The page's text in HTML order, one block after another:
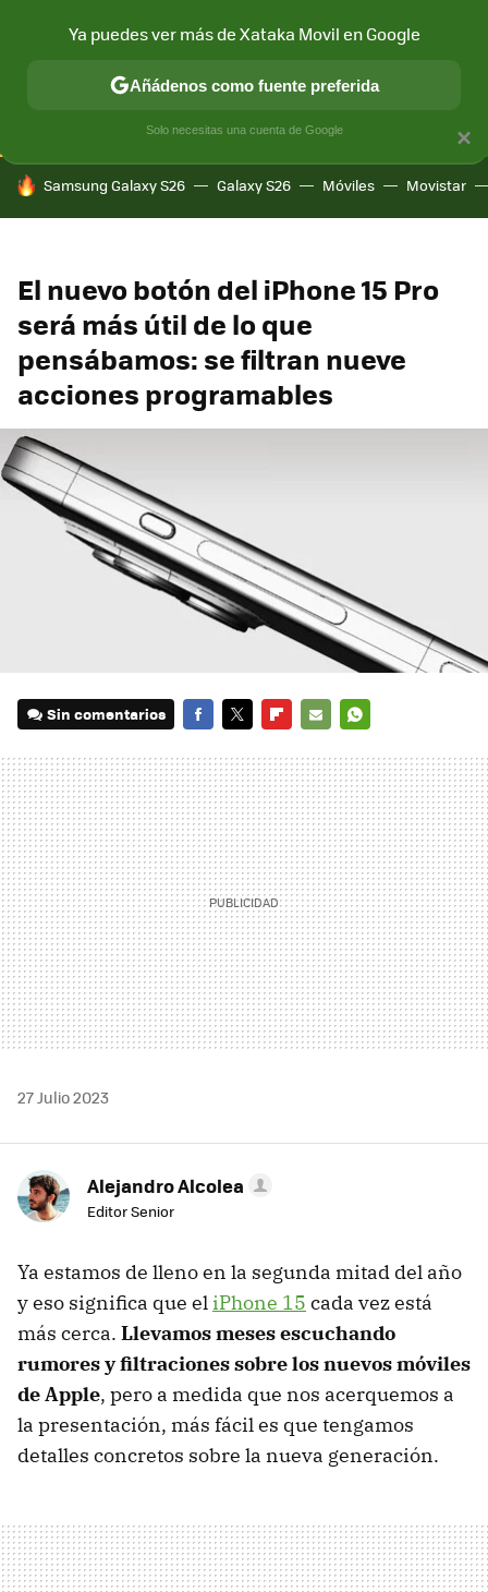
CONECTIVIDAD MÓVIL Y SOCIEDAD APLICACIONES
HOY SE HABLA DE
Samsung Galaxy S26 Galaxy S26 Móviles Movistar
El nuevo botón del iPhone 15 Pro
será más útil de lo que
pensábamos: se filtran nueve
acciones programables
Sin comentarios
MAIL
27 Julio 2023
Alejandro Alcolea
Editor Senior
Ya estamos de lleno en la segunda mitad del año
y eso significa que el iPhone 15 cada vez está
más cerca. Llevamos meses escuchando
rumores y filtraciones sobre los nuevos móviles
de Apple, pero a medida que nos acerquemos a
la presentación, más fácil es que tengamos
detalles concretos sobre la nueva generación.
×
Ya puedes ver más de Xataka Movil en Google
Añádenos como fuente preferida
Solo necesitas una cuenta de Google